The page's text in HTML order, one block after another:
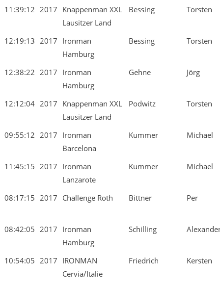
11:39:12 2017 Knappenman XXL
Lausitzer Land
Bessing Torsten
12:19:13 2017 Ironman
Hamburg
Bessing Torsten
12:38:22 2017 Ironman
Hamburg
Gehne Jörg
12:12:04 2017 Knappenman XXL
Lausitzer Land
Podwitz Torsten
09:55:12 2017 Ironman
Barcelona
Kummer Michael
11:45:15 2017 Ironman
Lanzarote
Kummer Michael
08:17:15 2017 Challenge Roth Bittner Per
08:42:05 2017 Ironman
Hamburg
Schilling
10:54:05 2017 IRONMAN
Cervia/Italie
Friedrich Kersten